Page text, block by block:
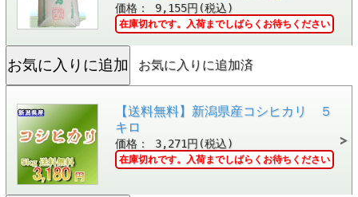
価格： 9,155円(税込)
在庫切れです。入荷までしばらくお待ちください
お気に入りに追加済
【送料無料】新潟県産コシヒカリ ５
キロ
価格： 3,271円(税込)
在庫切れです。入荷までしばらくお待ちください